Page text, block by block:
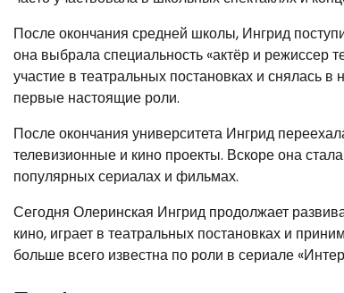
После окончания средней школы, Ингрид
она выбрала специальность «актёр и режиссер
участие в театральных постановках и снялась
первые настоящие роли.
После окончания университета Ингрид
телевизионные и кино проекты. Вскоре она
популярных сериалах и фильмах.
Сегодня Олеринская Ингрид продолжает
кино, играет в театральных постановках и
больше всего известна по роли в сериале